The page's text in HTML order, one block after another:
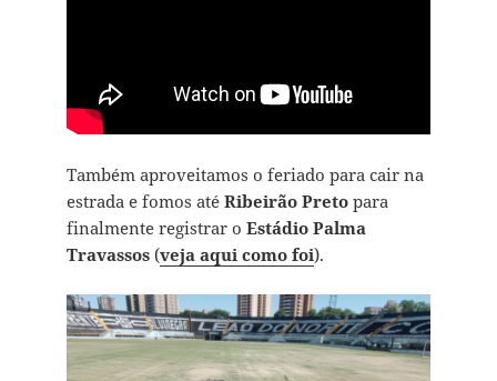
Também aproveitamos o feriado para cair na
estrada e fomos até Ribeirão Preto para
finalmente registrar o Estádio Palma
Travassos(veja aqui como foi).